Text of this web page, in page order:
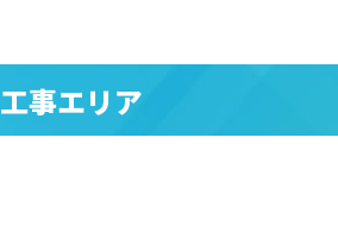
工事エリア